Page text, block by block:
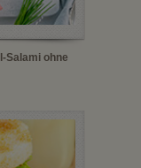
Salami ohne